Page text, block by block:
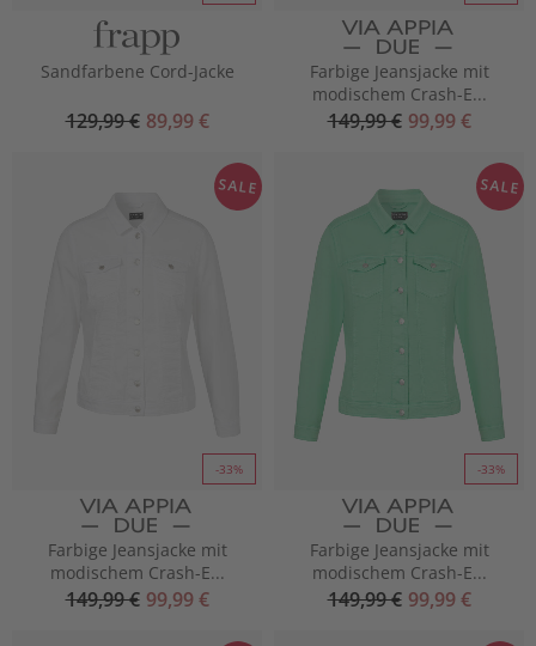
Sandfarbene Cord-Jacke
129,99 € 89,99 €
Farbige Jeansjacke mit
modischem Crash-E...
149,99 € 99,99 €
-33%
SALE
Farbige Jeansjacke mit
modischem Crash-E...
149,99 € 99,99 €
-33%
SALE
Farbige Jeansjacke mit
modischem Crash-E...
149,99 € 99,99 €